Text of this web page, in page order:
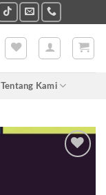
Tentang Kami